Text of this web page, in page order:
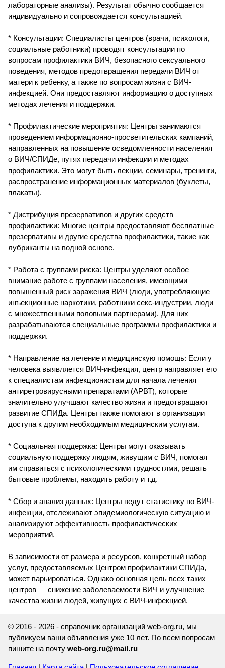
лабораторные анализы). Результат обычно сообщается
индивидуально и сопровождается консультацией.
* Консультации: Специалисты центров (врачи, психологи,
социальные работники) проводят консультации по
вопросам профилактики ВИЧ, безопасного сексуального
поведения, методов предотвращения передачи ВИЧ от
матери к ребенку, а также по вопросам жизни с ВИЧ-
инфекцией. Они предоставляют информацию о доступных
методах лечения и поддержки.
* Профилактические мероприятия: Центры занимаются
проведением информационно-просветительских кампаний,
направленных на повышение осведомленности населения
о ВИЧ/СПИДе, путях передачи инфекции и методах
профилактики. Это могут быть лекции, семинары, тренинги,
распространение информационных материалов (буклеты,
плакаты).
* Дистрибуция презервативов и других средств
профилактики: Многие центры предоставляют бесплатные
презервативы и другие средства профилактики, такие как
лубриканты на водной основе.
* Работа с группами риска: Центры уделяют особое
внимание работе с группами населения, имеющими
повышенный риск заражения ВИЧ (люди, употребляющие
инъекционные наркотики, работники секс-индустрии, люди
с множественными половыми партнерами). Для них
разрабатываются специальные программы профилактики и
поддержки.
* Направление на лечение и медицинскую помощь: Если у
человека выявляется ВИЧ-инфекция, центр направляет его
к специалистам инфекционистам для начала лечения
антиретровирусными препаратами (АРВТ), которые
значительно улучшают качество жизни и предотвращают
развитие СПИДа. Центры также помогают в организации
доступа к другим необходимым медицинским услугам.
* Социальная поддержка: Центры могут оказывать
социальную поддержку людям, живущим с ВИЧ, помогая
им справиться с психологическими трудностями, решать
бытовые проблемы, находить работу и т.д.
* Сбор и анализ данных: Центры ведут статистику по ВИЧ-
инфекции, отслеживают эпидемиологическую ситуацию и
анализируют эффективность профилактических
мероприятий.
В зависимости от размера и ресурсов, конкретный набор
услуг, предоставляемых Центром профилактики СПИДа,
может варьироваться. Однако основная цель всех таких
центров — снижение заболеваемости ВИЧ и улучшение
качества жизни людей, живущих с ВИЧ-инфекцией.
© 2016 - 2026 - справочник организаций web-org.ru, мы
публикуем ваши объявления уже 10 лет. По всем вопросам
пишите на почту web-org.ru@mail.ru